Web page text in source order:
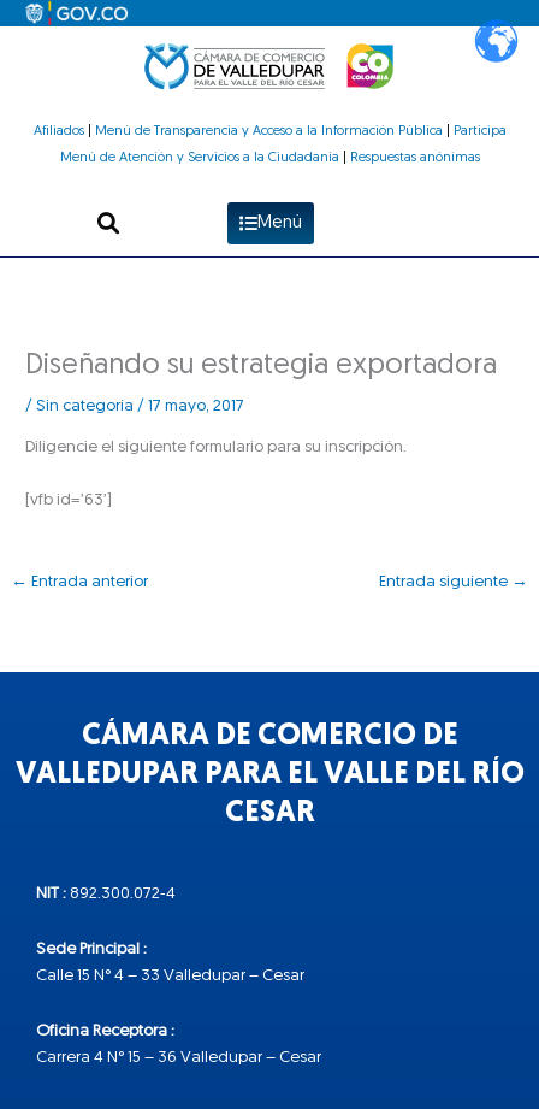
Afiliados| Menú de Transparencia y Acceso a la Información Pública
Participa
Menú de Atención y Servicios a la Ciudadanía
Respuestas anónimas
Menú
Diseñando su estrategia exportadora
/Sin categoría /17 mayo, 2017
Diligencie el siguiente formulario para su inscripción.
[vfb id=’63’]
← Entrada anterior Entrada siguiente →
CÁMARA DE COMERCIO DE
VALLEDUPAR PARA EL VALLE DEL RÍO
CESAR
NIT : 892.300.072-4
Sede Principal :
Calle 15 N° 4 – 33 Valledupar – Cesar
Oficina Receptora :
Carrera 4 N° 15 – 36 Valledupar – Cesar